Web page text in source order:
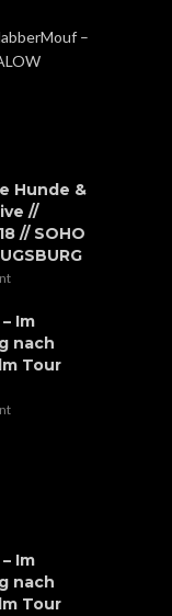
–
Hunde &
//
// SOHO
Im
nach
Tour
Im
nach
Tour